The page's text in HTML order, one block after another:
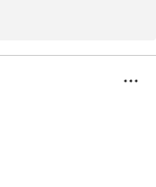
だき、誠にありがとう
ご堪能いただき、静か
のこと、私どもも大変